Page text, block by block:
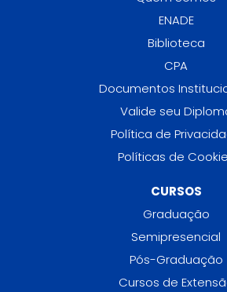
ENADE
Biblioteca
CPA
Documentos
Valide seu
Política de
Políticas de
CURSOS
Graduação
Semipresencial
Pós-Graduação
Cursos de